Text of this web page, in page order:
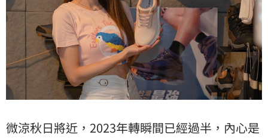
微涼秋日將近，2023年轉瞬間已經過半，內心是